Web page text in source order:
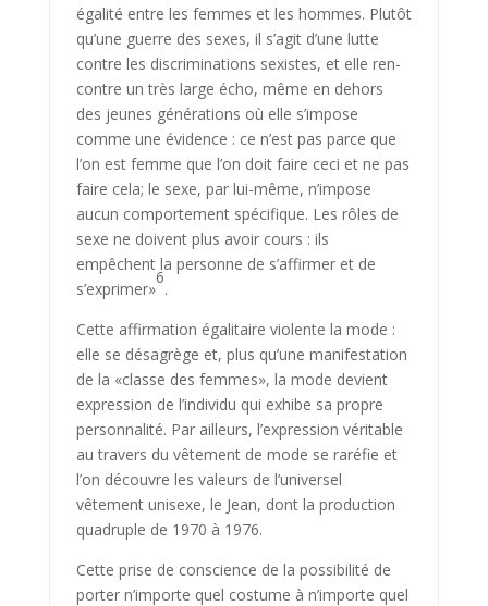
égalité entre les femmes et les hommes. Plutôt
qu’une guerre des sexes, il s’agit d’une lutte
contre les discriminations sexistes, et elle ren­
contre un très large écho, même en dehors
des jeunes générations où elle s’impose
comme une évidence : ce n’est pas parce que
l’on est femme que l’on doit faire ceci et ne pas
faire cela; le sexe, par lui-même, n’impose
aucun comportement spécifique. Les rôles de
sexe ne doivent plus avoir cours : ils
empêchent la personne de s’affirmer et de
s’expri­mer»
6
.
Cette affirmation égalitaire violente la mode :
elle se désagrège et, plus qu’une manifestation
de la «classe des femmes», la mode devient
expres­sion de l’individu qui exhibe sa propre
personnalité. Par ailleurs, l’expres­sion véritable
au travers du vêtement de mode se raréfie et
l’on découvre les valeurs de l’universel
vêtement unisexe, le Jean, dont la production
quadruple de 1970 à 1976.
Cette prise de conscience de la possibilité de
porter n’importe quel costume à n’importe quel